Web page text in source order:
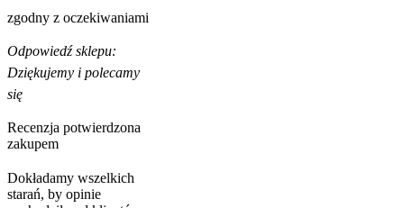
zgodny z oczekiwaniami
Odpowiedź sklepu:
Dziękujemy i polecamy
się
Recenzja potwierdzona
zakupem
Dokładamy wszelkich
starań, by opinie